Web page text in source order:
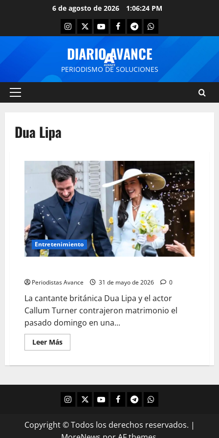
6 de agosto de 2026 1:06:24 PM
DIARIO AVANCE
PERIODISMO DE SOLUCIONES
Dua Lipa
Entretenimiento
Periodistas Avance 31 de mayo de 2026 0
La cantante británica Dua Lipa y el actor
Callum Turner contrajeron matrimonio el
pasado domingo en una...
Leer Más
Copyright © Todos los derechos reservados. |